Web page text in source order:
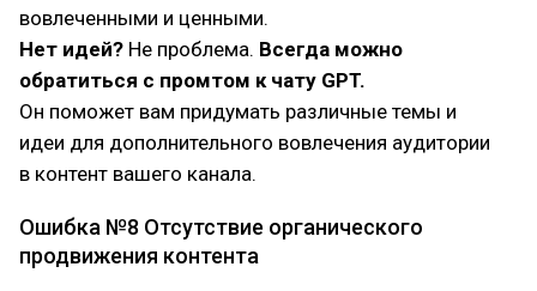
вовлеченными и ценными.
Нет идей? Не проблема. Всегда можно
обратиться с промтом к чату GPT.
Он поможет вам придумать различные темы и
идеи для дополнительного вовлечения аудитории
в контент вашего канала.
Ошибка №8 Отсутствие органического
продвижения контента